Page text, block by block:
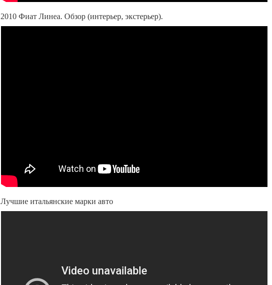
2010 Фиат Линеа. Обзор (интерьер, экстерьер).
Лучшие итальянские марки авто